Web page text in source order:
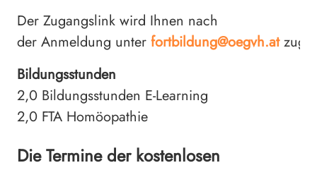
Der Zugangslink wird Ihnen nach
der Anmeldung unter fortbildung@oegvh.at
Bildungsstunden
2,0 Bildungsstunden E-Learning
2,0 FTA Homöopathie
Die Termine der kostenlosen